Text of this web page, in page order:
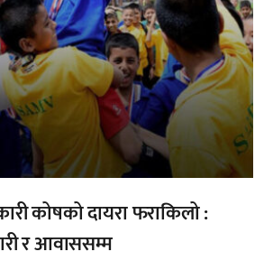
कोषको दायरा फराकिलो :
र आवाससम्म